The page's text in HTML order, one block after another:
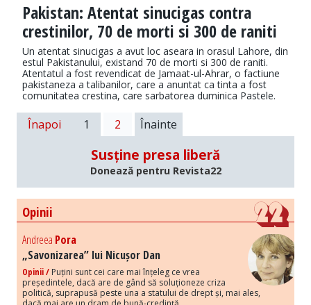
Pakistan: Atentat sinucigas contra
crestinilor, 70 de morti si 300 de raniti
Un atentat sinucigas a avut loc aseara in orasul Lahore, din
estul Pakistanului, existand 70 de morti si 300 de raniti.
Atentatul a fost revendicat de Jamaat-ul-Ahrar, o factiune
pakistaneza a talibanilor, care a anuntat ca tinta a fost
comunitatea crestina, care sarbatorea duminica Pastele.
Înapoi 1 2 Înainte
Susține presa liberă
Donează pentru Revista22
Opinii
Andreea Pora
„Savonizarea” lui Nicușor Dan
Opinii / Puțini sunt cei care mai înțeleg ce vrea
președintele, dacă are de gând să soluționeze criza
politică, suprapusă peste una a statului de drept și, mai ales,